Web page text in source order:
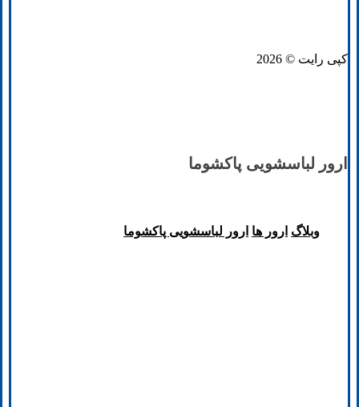
کپی رایت © 2026
ارور لباسشویی پاکشوما
وبلاگ ارور ها ارور لباسشویی پاکشوما